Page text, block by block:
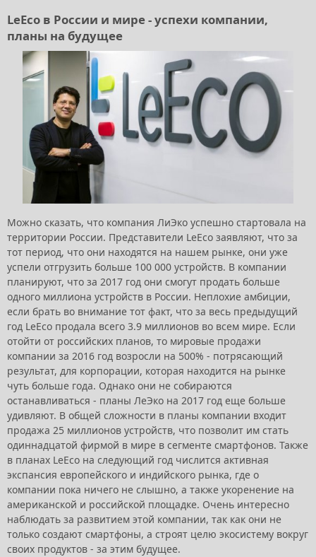
LeEco в России и мире - успехи компании,
планы на будущее
Можно сказать, что компания ЛиЭко успешно стартовала на
территории России. Представители LeEco заявляют, что за
тот период, что они находятся на нашем рынке, они уже
успели отгрузить больше 100 000 устройств. В компании
планируют, что за 2017 год они смогут продать больше
одного миллиона устройств в России. Неплохие амбиции,
если брать во внимание тот факт, что за весь предыдущий
год LeEco продала всего 3.9 миллионов во всем мире. Если
отойти от российских планов, то мировые продажи
компании за 2016 год возросли на 500% - потрясающий
результат, для корпорации, которая находится на рынке
чуть больше года. Однако они не собираются
останавливаться - планы ЛеЭко на 2017 год еще больше
удивляют. В общей сложности в планы компании входит
продажа 25 миллионов устройств, что позволит им стать
одиннадцатой фирмой в мире в сегменте смартфонов. Также
в планах LeEco на следующий год числится активная
экспансия европейского и индийского рынка, где о
компании пока ничего не слышно, а также укоренение на
американской и российской площадке. Очень интересно
наблюдать за развитием этой компании, так как они не
только создают смартфоны, а строят целю экосистему вокруг
своих продуктов - за этим будущее.